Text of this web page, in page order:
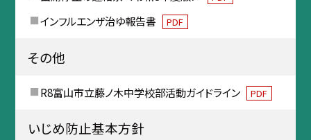
インフルエンザ治ゆ報告書 PDF
その他
R8富山市立藤ノ木中学校部活動ガイドライン PDF
いじめ防止基本方針